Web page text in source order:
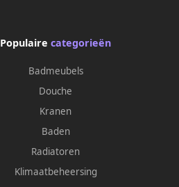
Populaire categorieën
Badmeubels
Douche
Kranen
Baden
Radiatoren
Klimaatbeheersing